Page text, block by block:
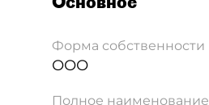
Форма собственности
ООО
Полное наименование